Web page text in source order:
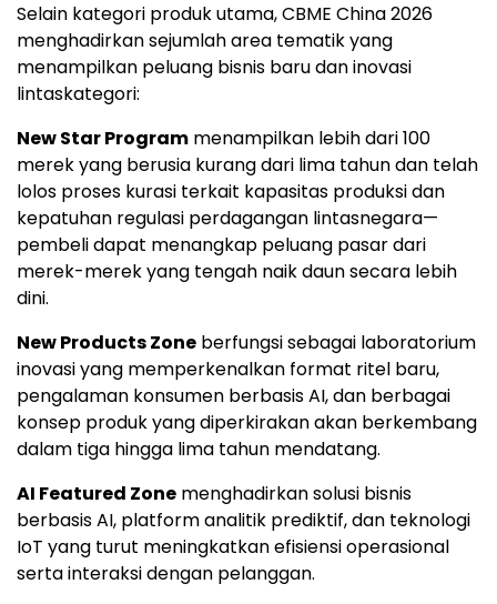
Selain kategori produk utama, CBME China 2026
menghadirkan sejumlah area tematik yang
menampilkan peluang bisnis baru dan inovasi
lintaskategori:
New Star Program menampilkan lebih dari 100
merek yang berusia kurang dari lima tahun dan telah
lolos proses kurasi terkait kapasitas produksi dan
kepatuhan regulasi perdagangan lintasnegara—
pembeli dapat menangkap peluang pasar dari
merek-merek yang tengah naik daun secara lebih
dini.
New Products Zone berfungsi sebagai laboratorium
inovasi yang memperkenalkan format ritel baru,
pengalaman konsumen berbasis AI, dan berbagai
konsep produk yang diperkirakan akan berkembang
dalam tiga hingga lima tahun mendatang.
AI Featured Zone menghadirkan solusi bisnis
berbasis AI, platform analitik prediktif, dan teknologi
IoT yang turut meningkatkan efisiensi operasional
serta interaksi dengan pelanggan.